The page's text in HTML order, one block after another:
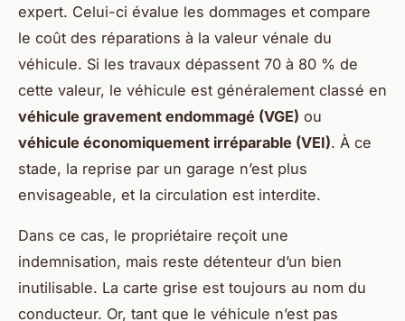
expert. Celui-ci évalue les dommages et compare
le coût des réparations à la valeur vénale du
véhicule. Si les travaux dépassent 70 à 80 % de
cette valeur, le véhicule est généralement classé en
véhicule gravement endommagé (VGE) ou
véhicule économiquement irréparable (VEI). À ce
stade, la reprise par un garage n’est plus
envisageable, et la circulation est interdite.
Dans ce cas, le propriétaire reçoit une
indemnisation, mais reste détenteur d’un bien
inutilisable. La carte grise est toujours au nom du
conducteur. Or, tant que le véhicule n’est pas